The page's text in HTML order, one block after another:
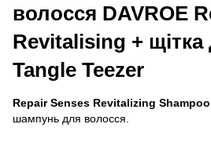
волосся DAVROE
Revitalising +
Tangle Teezer
Repair Senses Revitalizing Shampoo
шампунь для волосся.